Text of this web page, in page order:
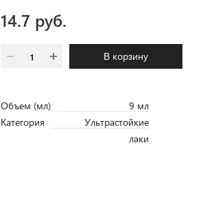
14.7 руб.
В корзину
Объем (мл)
9 мл
Категория
Ультрастойкие
лаки